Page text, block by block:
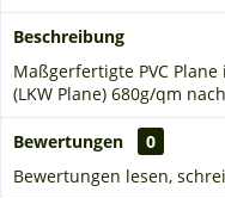
Beschreibung
Maßgerfertigte PVC
(LKW Plane) 680g/qm
Bewertungen
0
Bewertungen lesen,